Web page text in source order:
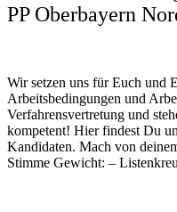
PP Oberbayern
Wir setzen uns für Euch und
Arbeitsbedingungen und
Verfahrensvertretung und
kompetent! Hier findest Du
Kandidaten. Mach von
Stimme Gewicht: –